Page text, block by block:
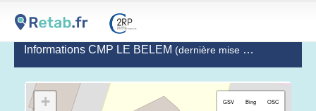
Informations CMP LE BELEM (dernière mise à jour le 2020-12-09)
+
GSV Bing OSC